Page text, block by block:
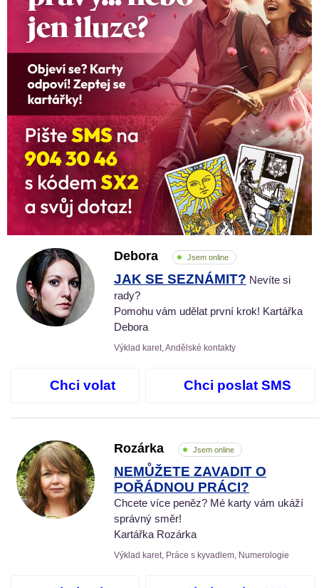
Debora Jsem online
JAK SE SEZNÁMIT? Nevíte si
rady?
Pomohu vám udělat první krok! Kartářka
Debora
Výklad karet, Andělské kontakty
Chci volat Chci poslat SMS
Rozárka Jsem online
NEMŮŽETE ZAVADIT O
POŘÁDNOU PRÁCI?
Chcete více peněz? Mé karty vám ukáží
správný směr!
Kartářka Rozárka
Výklad karet, Práce s kyvadlem, Numerologie